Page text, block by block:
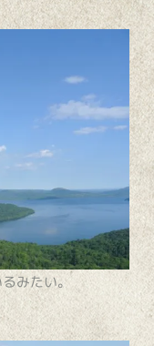
みたい。